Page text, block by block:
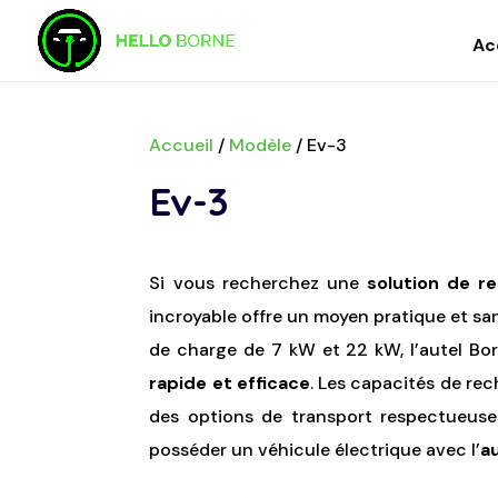
Accueil / Modèle / Ev-3
Ev-3
Si vous recherchez unesolution de
incroyable offre un moyen pratique et
de charge de 7 kW et 22 kW, l’autel
rapide et efficace. Les capacités de
des options de transport
posséder un véhicule électrique avec l’